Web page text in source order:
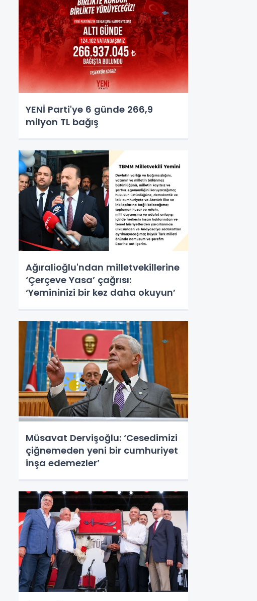
YENİ Parti'ye 6 günde 266,9
milyon TL bağış
Ağıralioğlu'ndan milletvekillerine
‘Çerçeve Yasa’ çağrısı:
‘Yemininizi bir kez daha okuyun’
Müsavat Dervişoğlu: ‘Cesedimizi
çiğnemeden yeni bir cumhuriyet
inşa edemezler’